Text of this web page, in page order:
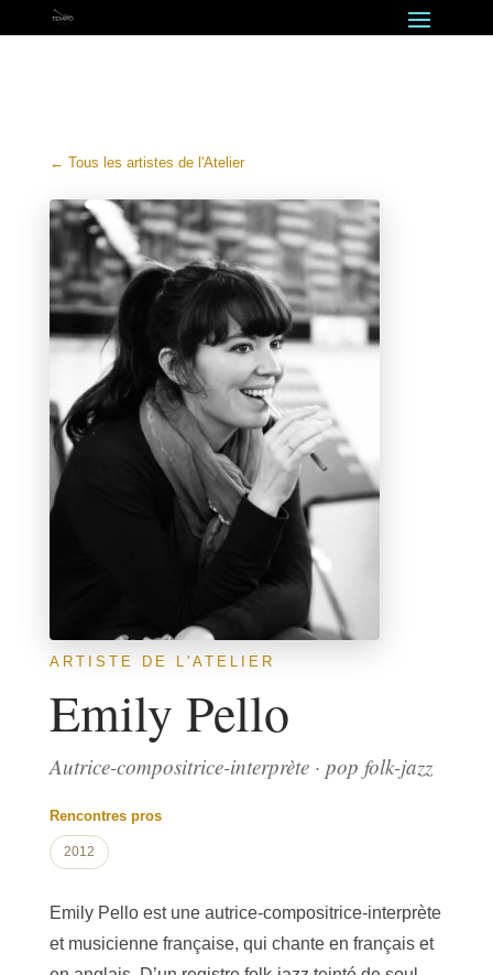
← Tous les artistes de l'Atelier
ARTISTE DE L'ATELIER
Emily Pello
Autrice-compositrice-interprète · pop folk-jazz
Rencontres pros
2012
Emily Pello est une autrice-compositrice-interprète
et musicienne française, qui chante en français et